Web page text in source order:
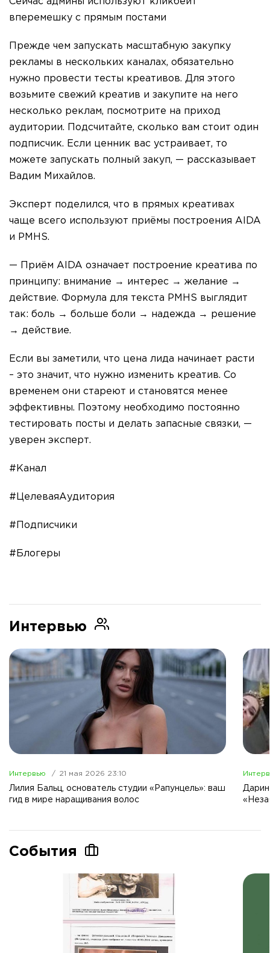
вперемешку с прямым постами
Прежде чем запускать масштабную закупку
рекламы в нескольких каналах, обязательно
нужно провести тесты креативов. Для этого
возьмите свежий креатив и закупите на него
несколько реклам, посмотрите на приход
аудитории. Подсчитайте, сколько вам стоит один
подписчик. Если ценник вас устраивает, то
можете запускать полный закуп, — рассказывает
Вадим Михайлов.
Эксперт поделился, что в прямых креативах
чаще всего используют приёмы построения AIDA
и PMHS.
— Приём AIDA означает построение креатива по
принципу: внимание → интерес → желание →
действие. Формула для текста PMHS выглядит
так: боль → больше боли → надежда → решение
→ действие.
Если вы заметили, что цена лида начинает расти
– это значит, что нужно изменить креатив. Со
временем они стареют и становятся менее
эффективны. Поэтому необходимо постоянно
тестировать посты и делать запасные связки, —
уверен эксперт.
#Канал
#ЦелеваяАудитория
#Подписчики
#Блогеры
Интервью
Интервью 21 мая 2026 23:10
Лилия Бальц, основатель студии «Рапунцель»: ваш
гид в мире наращивания волос
События